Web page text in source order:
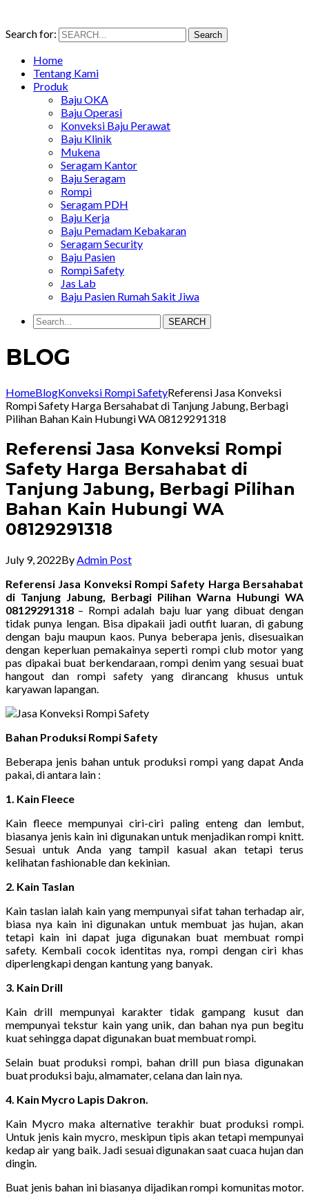
Search for: Search
Home
Tentang Kami
Produk
Baju OKA
Baju Operasi
Konveksi Baju Perawat
Baju Klinik
Mukena
Seragam Kantor
Baju Seragam
Rompi
Seragam PDH
Baju Kerja
Baju Pemadam Kebakaran
Seragam Security
Baju Pasien
Rompi Safety
Jas Lab
Baju Pasien Rumah Sakit Jiwa
SEARCH
BLOG
HomeBlogKonveksi Rompi SafetyReferensi Jasa Konveksi
Rompi Safety Harga Bersahabat di Tanjung Jabung, Berbagi
Pilihan Bahan Kain Hubungi WA 08129291318
Referensi Jasa Konveksi Rompi
Safety Harga Bersahabat di
Tanjung Jabung, Berbagi Pilihan
Bahan Kain Hubungi WA
08129291318
July 9, 2022By Admin Post
Referensi Jasa Konveksi Rompi Safety Harga Bersahabat
di Tanjung Jabung, Berbagi Pilihan Warna Hubungi WA
08129291318 – Rompi adalah baju luar yang dibuat dengan
tidak punya lengan. Bisa dipakaii jadi outfit luaran, di gabung
dengan baju maupun kaos. Punya beberapa jenis, disesuaikan
dengan keperluan pemakainya seperti rompi club motor yang
pas dipakai buat berkendaraan, rompi denim yang sesuai buat
hangout dan rompi safety yang dirancang khusus untuk
karyawan lapangan.
Bahan Produksi Rompi Safety
Beberapa jenis bahan untuk produksi rompi yang dapat Anda
pakai, di antara lain :
1. Kain Fleece
Kain fleece mempunyai ciri-ciri paling enteng dan lembut,
biasanya jenis kain ini digunakan untuk menjadikan rompi knitt.
Sesuai untuk Anda yang tampil kasual akan tetapi terus
kelihatan fashionable dan kekinian.
2. Kain Taslan
Kain taslan ialah kain yang mempunyai sifat tahan terhadap air,
biasa nya kain ini digunakan untuk membuat jas hujan, akan
tetapi kain ini dapat juga digunakan buat membuat rompi
safety. Kembali cocok identitas nya, rompi dengan ciri khas
diperlengkapi dengan kantung yang banyak.
3. Kain Drill
Kain drill mempunyai karakter tidak gampang kusut dan
mempunyai tekstur kain yang unik, dan bahan nya pun begitu
kuat sehingga dapat digunakan buat membuat rompi.
Selain buat produksi rompi, bahan drill pun biasa digunakan
buat produksi baju, almamater, celana dan lain nya.
4. Kain Mycro Lapis Dakron.
Kain Mycro maka alternative terakhir buat produksi rompi.
Untuk jenis kain mycro, meskipun tipis akan tetapi mempunyai
kedap air yang baik. Jadi sesuai digunakan saat cuaca hujan dan
dingin.
Buat jenis bahan ini biasanya dijadikan rompi komunitas motor.